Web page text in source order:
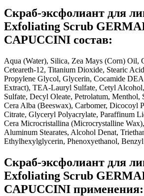
Скраб-эксфолиант для
Exfoliating Scrub
CAPUCCINI состав:
Aqua (Water), Silica, Zea Mays (Corn) Oil,
Ceteareth-12, Titanium Dioxide, Stearic
Propylene Glycol, Glycerin, Cocamide
Extract), TEA-Lauryl Sulfate, Cetyl
Sulfate, Decyl Oleate, Petrolatum, Menthol,
Cera Alba (Beeswax), Carbomer, Dicocoyl
Citrate, Glyceryl Polyacrylate, Paraffinum
Cera Microcristallina (Microcrystalline
Aluminum Stearates, Alcohol Denat,
Ethylhexylglycerin, Phenoxyethanol,
Скраб-эксфолиант для
Exfoliating Scrub
CAPUCCINI применения: